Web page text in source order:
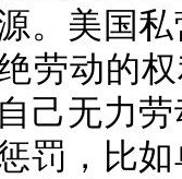
。美国
劳动的
己无力
罚，比